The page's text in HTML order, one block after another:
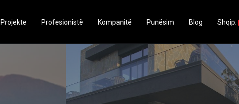
Projekte Profesionistë Kompanitë Punësim Blog Shqip: